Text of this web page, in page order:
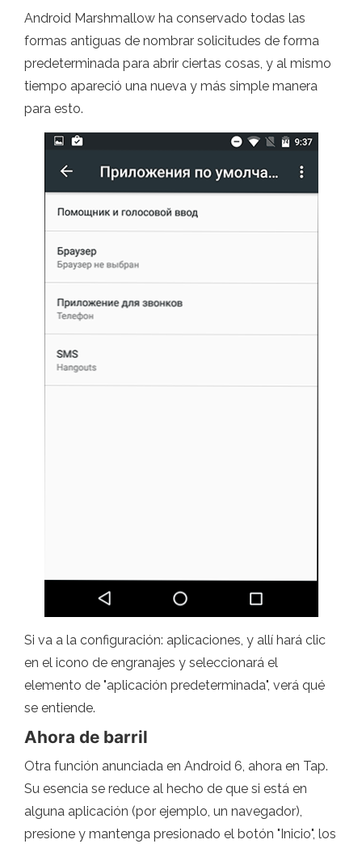
Android Marshmallow ha conservado todas las
formas antiguas de nombrar solicitudes de forma
predeterminada para abrir ciertas cosas, y al mismo
tiempo apareció una nueva y más simple manera
para esto.
Si va a la configuración: aplicaciones, y allí hará clic
en el icono de engranajes y seleccionará el
elemento de "aplicación predeterminada", verá qué
se entiende.
Ahora de barril
Otra función anunciada en Android 6, ahora en Tap.
Su esencia se reduce al hecho de que si está en
alguna aplicación (por ejemplo, un navegador),
presione y mantenga presionado el botón "Inicio", los